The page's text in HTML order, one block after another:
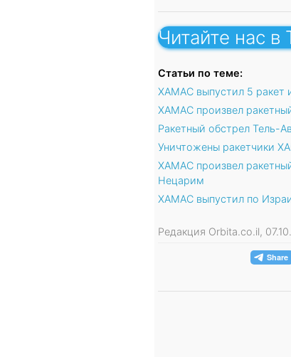
Читайте нас в
Статьи по теме:
ХАМАС выпустил 5 ракет
ХАМАС произвел
Ракетный обстрел Тель-
Уничтожены ракетчики
ХАМАС произвел
Нецарим
ХАМАС выпустил по
Редакция Orbita.co.il,